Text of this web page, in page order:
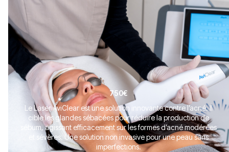
750€
Le Laser AviClear est une solution innovante contre l’acné. Il
cible les glandes sébacées pour réduire la production de
sébum, agissant efficacement sur les formes d’acné modérées
et sévères. Une solution non invasive pour une peau sans
imperfections.